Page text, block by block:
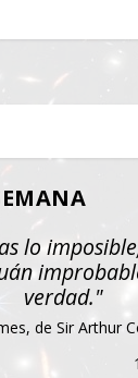
lo
verdad."
de Sir Arthur